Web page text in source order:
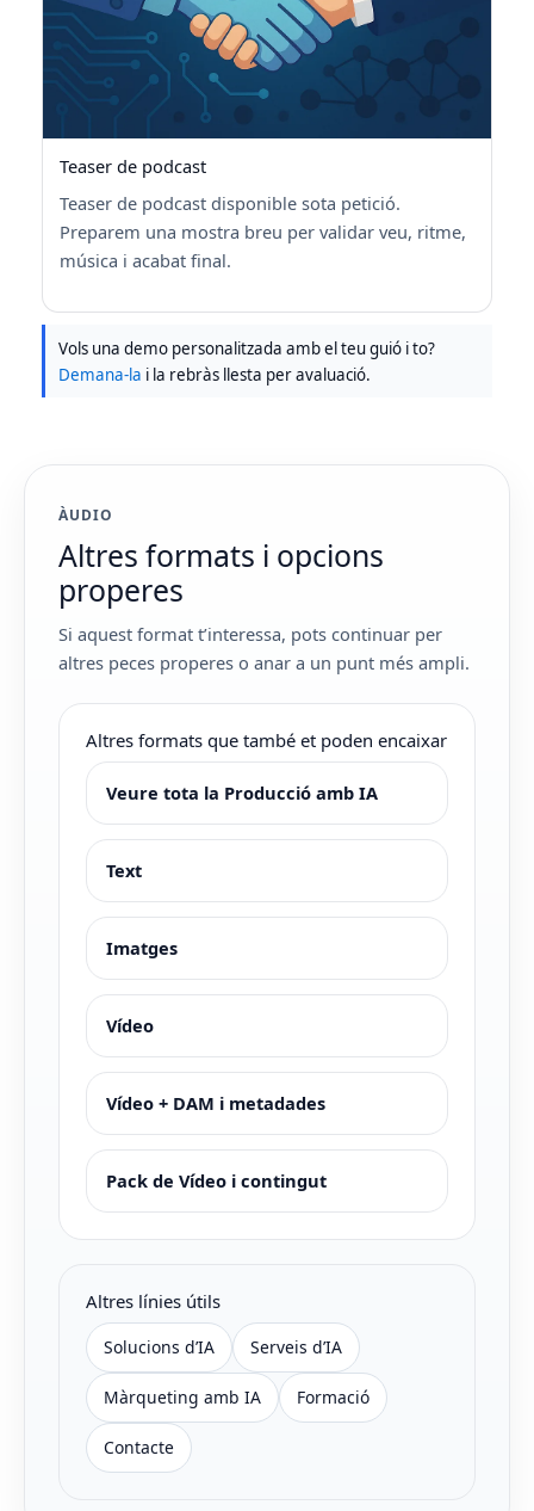
Teaser de podcast
Teaser de podcast disponible sota petició.
Preparem una mostra breu per validar veu, ritme,
música i acabat final.
Vols una demo personalitzada amb el teu guió i to?
Demana-la i la rebràs llesta per avaluació.
ÀUDIO
Altres formats i opcions
properes
Si aquest format t’interessa, pots continuar per
altres peces properes o anar a un punt més ampli.
Altres formats que també et poden encaixar
Veure tota la Producció amb IA
Text
Imatges
Vídeo
Vídeo + DAM i metadades
Pack de Vídeo i contingut
Altres línies útils
Solucions d’IA Serveis d’IA
Màrqueting amb IA Formació
Contacte